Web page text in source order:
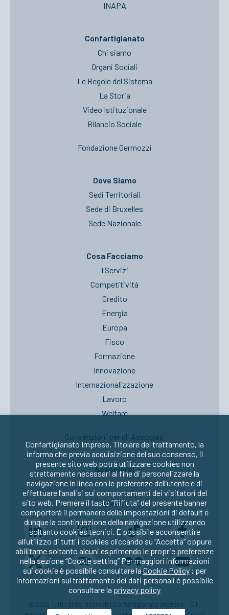
INAPA
Confartigianato
Chi siamo
Organi Sociali
Le Regole del Sistema
La Storia
Video Istituzionale
Bilancio Sociale
Fondazione Germozzi
Dove Siamo
Sedi Territoriali
Sede di Bruxelles
Sede Nazionale
Cosa Facciamo
I Servizi
Competitività
Credito
Energia
Europa
Fisco
Formazione
Innovazione
Internazionalizzazione
Lavoro
Welfare
Convenzioni per gli Associati
Associarsi
Seguici su:
©2026 Tutti i diritti riservati | Confartigianato Imprese – C.F.
Confartigianato Imprese, Titolare del trattamento, la
informa che previa acquisizione del suo consenso, il
presente sito web potrà utilizzare cookies non
strettamente necessari al fine di personalizzare la
navigazione in linea con le preferenze dell’utente e di
effettuare l’analisi sui comportamenti dei visitatori del
sito web. Premere il tasto “Rifiuta” del presente banner
comporterà il permanere delle impostazioni di default e
dunque la continuazione della navigazione utilizzando
soltanto cookies tecnici. È possibile acconsentire
all’utilizzo di tutti i cookies cliccando su “Accetta” oppure
abilitarne soltanto alcuni esprimendo le proprie preferenze
nella sezione “Cookie setting” Per maggiori informazioni
sui cookie è possibile consultare la Cookie Policy; per
informazioni sul trattamento dei dati personali è possibile
consultare la privacy policy